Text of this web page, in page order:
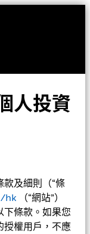
人投資
及細則（“條
hk （“網站”）
下條款。如果您
授權用戶，不應
7日